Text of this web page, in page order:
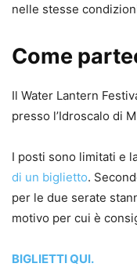
nelle stesse
Come
Il Water Lantern
presso l’Idroscalo di
I posti sono limitati e
di un biglietto.
per le due serate
motivo per cui è
BIGLIETTI QUI.